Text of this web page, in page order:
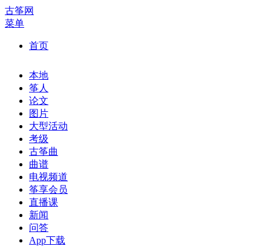
古筝网
菜单
首页
本地
筝人
论文
图片
大型活动
考级
古筝曲
曲谱
电视频道
筝享会员
直播课
新闻
问答
App下载